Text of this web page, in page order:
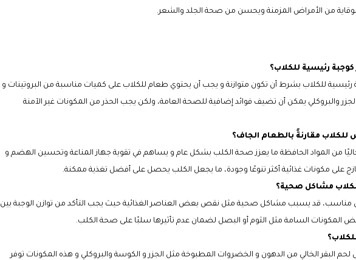
من الأمراض المزمنة ويحسن من صحة الجلد والشعر.
رئيسية للكلاب بشرط أن تكون متوازنة و يجب أن يحتوي طعام للكلاب على كميات مناسبة من البروتينات و
والبروكلي يمكن أن تضيف فوائد إضافية للصحة العامة، ولكن يجب الحذر من المكونات غير الآمنة
من المواد الحافظة ما يعزز صحة الكلب بشكل عام و يساهم في تقوية جهاز المناعة وتحسين الهضم و
على مكونات غذائية أكثر تنوعًا وجودة، ما يجعل الكلب يحصل على أفضل تغذية ممكنة.
مناسب، قد يسبب مشاكل صحية مثل نقص بعض العناصر الغذائية حيث يجب التأكد من توازن الوجبة بين
المكونات السامة مثل الثوم أو البصل لضمان عدم تأثيرها سلبًا على صحة الكلب.
البقر الخالي من الدهون و الخضروات المطبوخة مثل الجزر و الكوسة والبروكلي و هذه المكونات توفر